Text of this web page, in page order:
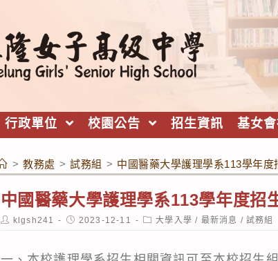
行政單位 校園公告 招生資訊 基女
> 教務處 > 試務組 > 中國醫藥大學護理學系113學年度
中國醫藥大學護理學系113學年度招
Post
author:
klgsh241
Post
published:
2023-12-11
Post
category:
大學入學 / 最新消息 / 試務組